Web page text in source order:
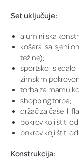
Set uključuje:
aluminijska
košara sa
težine);
sportsko
zimskim
torba za mamu
shopping torba;
držač za čaše ili
pokrov koji štiti
pokrov koji štiti
Konstrukcija: